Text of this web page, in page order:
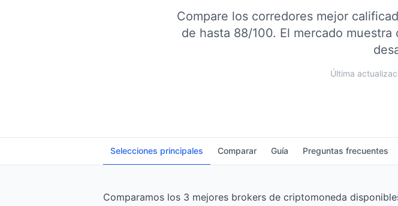
Compare los corredores mejor
de hasta 88/100. El mercado
Última
Selecciones principales Comparar Guía Preguntas frecuentes
Comparamos los 3 mejores brokers de criptomoneda